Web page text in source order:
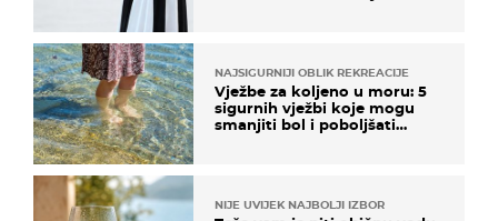
NAJSIGURNIJI OBLIK REKREACIJE
Vježbe za koljeno u moru: 5
sigurnih vježbi koje mogu
smanjiti bol i poboljšati
NIJE UVIJEK NAJBOLJI IZBOR